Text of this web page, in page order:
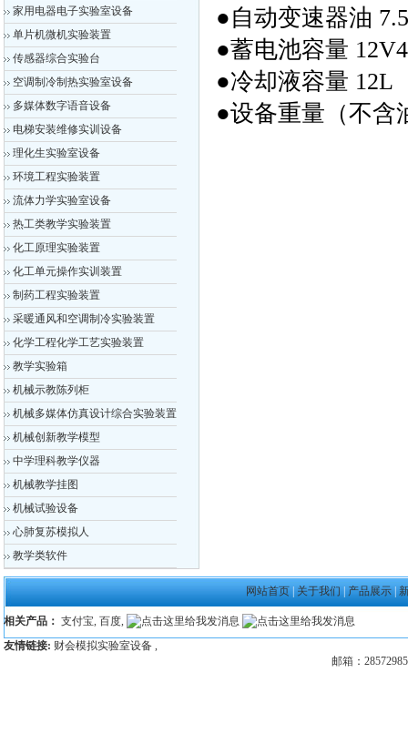
家用电器电子实验室设备
单片机微机实验装置
传感器综合实验台
空调制冷制热实验室设备
多媒体数字语音设备
电梯安装维修实训设备
理化生实验室设备
环境工程实验装置
流体力学实验室设备
热工类教学实验装置
化工原理实验装置
化工单元操作实训装置
制药工程实验装置
采暖通风和空调制冷实验装置
化学工程化学工艺实验装置
教学实验箱
机械示教陈列柜
机械多媒体仿真设计综合实验装置
机械创新教学模型
中学理科教学仪器
机械教学挂图
机械试验设备
心肺复苏模拟人
教学类软件
●自动变速器油
●蓄电池容量
●冷却液容量 12L
●设备重量（不含
网站首页 关于我们 产品展示
相关产品： 支付宝, 百度,
友情链接: 财会模拟实验室设备 ,
邮箱：